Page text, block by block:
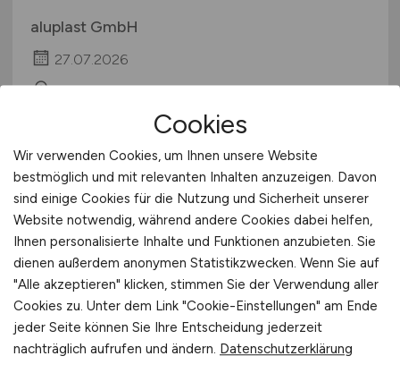
aluplast GmbH
27.07.2026
Ettlingen, Karlsruhe
Ingenieur(m/w/d)für
mechanische Konstruktion, Test
und Systemintegration
Cookies
Wir verwenden Cookies, um Ihnen unsere Website
bestmöglich und mit relevanten Inhalten anzuzeigen. Davon
sind einige Cookies für die Nutzung und Sicherheit unserer
Website notwendig, während andere Cookies dabei helfen,
Ihnen personalisierte Inhalte und Funktionen anzubieten. Sie
dienen außerdem anonymen Statistikzwecken. Wenn Sie auf
"Alle akzeptieren" klicken, stimmen Sie der Verwendung aller
Cookies zu. Unter dem Link "Cookie-Einstellungen" am Ende
jeder Seite können Sie Ihre Entscheidung jederzeit
nachträglich aufrufen und ändern. Datenschutzerklärung